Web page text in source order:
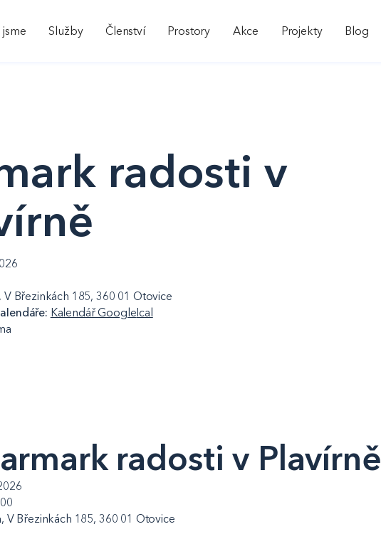
Služby Členství Prostory Akce Projekty Blog
radosti v
V Březinkách 185, 360 01 Otovice
Kalendář Google Ical
radosti v Plavírně
V Březinkách 185, 360 01 Otovice